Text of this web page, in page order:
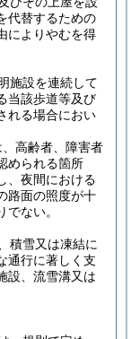
代替するための
によりやむを得
施設を連続して
当該歩道等及び
れる場合におい
高齢者、障害者
められる箇所
、夜間における
路面の照度が十
ない。
積雪又は凍結に
通行に著しく支
設、流雪溝又は